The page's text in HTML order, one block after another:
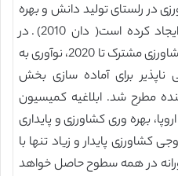
در رلستای تولید دانش و بهره
برداری از دانش در زمان خاص ایجاد کرده است( دان 2010). در
ابلاغیه کمیسیون اروپا،سیاست کشاورزی مشترک تا 2020، نوآوری به
برای آماده سازی بخش
مطرح شد. ابلاغیه کمیسیون
بهره وری کشاورزی و پایداری
کشاورزی پایدار و زیاد تنها با
در همه سطوح حاصل خواهد